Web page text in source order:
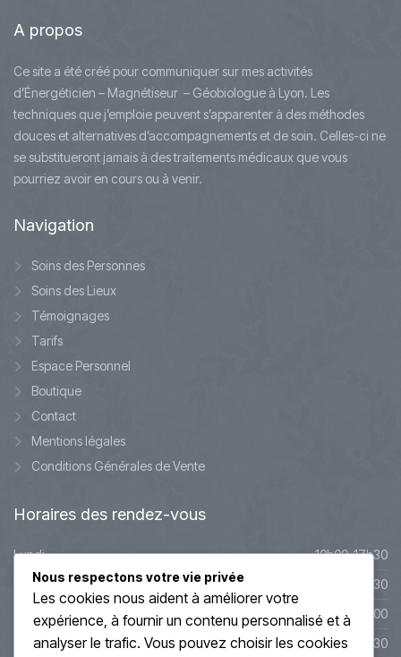
A propos
Ce site a été créé pour communiquer sur mes activités
d’Énergéticien – Magnétiseur – Géobiologue à Lyon. Les
techniques que j’emploie peuvent s’apparenter à des méthodes
douces et alternatives d’accompagnements et de soin. Celles-ci ne
se substitueront jamais à des traitements médicaux que vous
pourriez avoir en cours ou à venir.
Navigation
Soins des Personnes
Soins des Lieux
Témoignages
Tarifs
Espace Personnel
Boutique
Contact
Mentions légales
Conditions Générales de Vente
Horaires des rendez-vous
Lundi
10h00-17h30
Mardi
10h00-17h30
Mercredi
9h45-20h00
Jeudi
10h00-19h30
Nous respectons votre vie privée
Les cookies nous aident à améliorer votre
expérience, à fournir un contenu personnalisé et à
analyser le trafic. Vous pouvez choisir les cookies